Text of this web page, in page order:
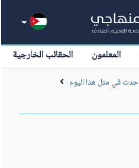
المعلمون الحقائب الخارجية
حدث في مثل هذا اليوم